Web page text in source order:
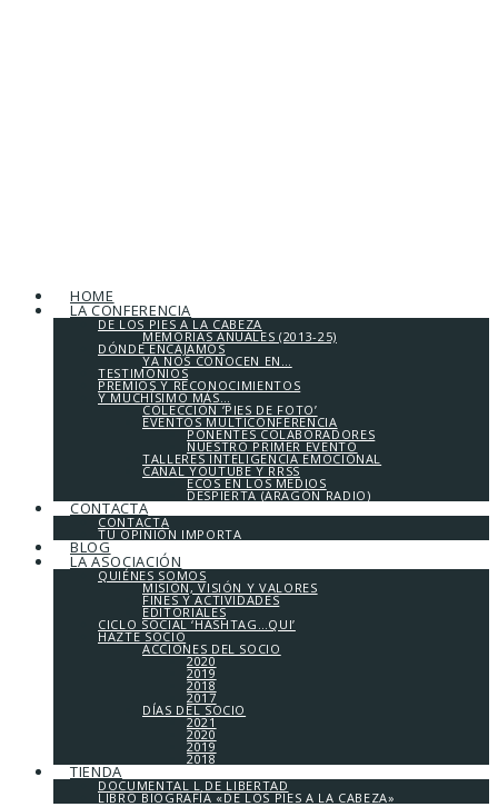
HOME
LA CONFERENCIA
DE LOS PIES A LA CABEZA
MEMORIAS ANUALES (2013-25)
DÓNDE ENCAJAMOS
YA NOS CONOCEN EN…
TESTIMONIOS
PREMIOS Y RECONOCIMIENTOS
Y MUCHÍSIMO MÁS…
COLECCIÓN ‘PIES DE FOTO’
EVENTOS MULTICONFERENCIA
PONENTES COLABORADORES
NUESTRO PRIMER EVENTO
TALLERES INTELIGENCIA EMOCIONAL
CANAL YOUTUBE Y RRSS
ECOS EN LOS MEDIOS
DESPIERTA (ARAGÓN RADIO)
CONTACTA
CONTACTA
TU OPINIÓN IMPORTA
BLOG
LA ASOCIACIÓN
QUIÉNES SOMOS
MISIÓN, VISIÓN Y VALORES
FINES Y ACTIVIDADES
EDITORIALES
CICLO SOCIAL ‘HASHTAG…QUI’
HAZTE SOCIO
ACCIONES DEL SOCIO
2020
2019
2018
2017
DÍAS DEL SOCIO
2021
2020
2019
2018
TIENDA
DOCUMENTAL L DE LIBERTAD
LIBRO BIOGRAFÍA «DE LOS PIES A LA CABEZA»